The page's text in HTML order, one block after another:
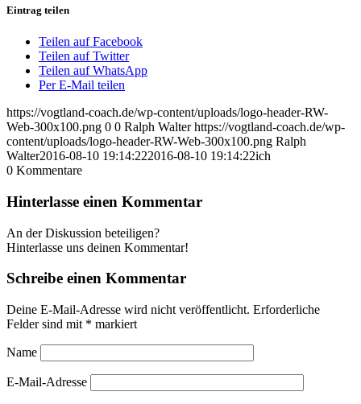
Eintrag teilen
Teilen auf Facebook
Teilen auf Twitter
Teilen auf WhatsApp
Per E-Mail teilen
https://vogtland-coach.de/wp-content/uploads/logo-header-RW-
Web-300x100.png 0 0 Ralph Walter https://vogtland-coach.de/wp-
content/uploads/logo-header-RW-Web-300x100.png Ralph
Walter2016-08-10 19:14:222016-08-10 19:14:22ich
0 Kommentare
Hinterlasse einen Kommentar
An der Diskussion beteiligen?
Hinterlasse uns deinen Kommentar!
Schreibe einen Kommentar
Deine E-Mail-Adresse wird nicht veröffentlicht. Erforderliche
Felder sind mit * markiert
Name
E-Mail-Adresse